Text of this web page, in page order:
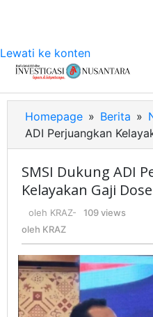
Lewati ke konten
Homepage » Berita »
ADI Perjuangkan
SMSI Dukung ADI
Kelayakan Gaji
oleh KRAZ-
109 views
oleh KRAZ